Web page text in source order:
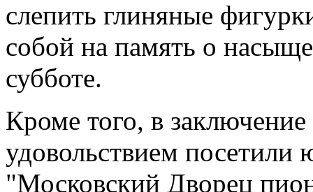
слепить глиняные
собой на память о
субботе.
Кроме того, в
удовольствием
"Московский Дворец